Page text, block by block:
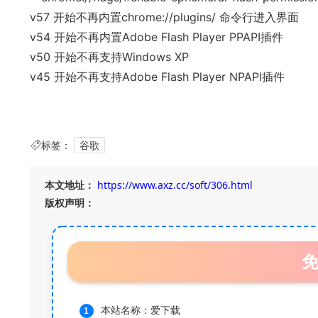
v57 开始不再内置chrome://plugins/ 命令行进入界面
v54 开始不再内置Adobe Flash Player PPAPI插件
v50 开始不再支持Windows XP
v45 开始不再支持Adobe Flash Player NPAPI插件
标签： 谷歌
本文地址： https://www.axz.cc/soft/306.html
版权声明：
本站名称：爱下载